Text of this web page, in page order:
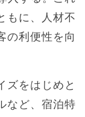
もに、人材不
の利便性を向
ズをはじめと
など、宿泊特